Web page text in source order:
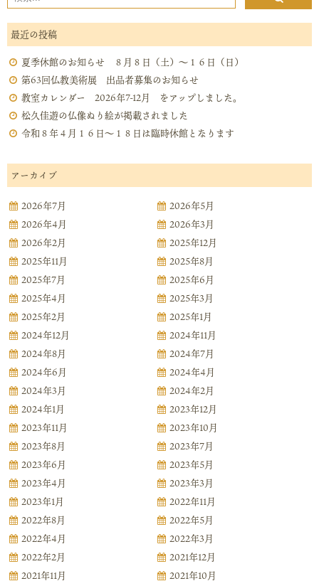
最近の投稿
夏季休館のお知らせ ８月８日（土）～１６日（日）
第63回仏教美術展 出品者募集のお知らせ
教室カレンダー 2026年7-12月 をアップしました。
松久佳遊の仏像ぬり絵が掲載されました
令和８年４月１６日～１８日は臨時休館となります
アーカイブ
2026年7月
2026年5月
2026年4月
2026年3月
2026年2月
2025年12月
2025年11月
2025年8月
2025年7月
2025年6月
2025年4月
2025年3月
2025年2月
2025年1月
2024年12月
2024年11月
2024年8月
2024年7月
2024年6月
2024年4月
2024年3月
2024年2月
2024年1月
2023年12月
2023年11月
2023年10月
2023年8月
2023年7月
2023年6月
2023年5月
2023年4月
2023年3月
2023年1月
2022年11月
2022年8月
2022年5月
2022年4月
2022年3月
2022年2月
2021年12月
2021年11月
2021年10月